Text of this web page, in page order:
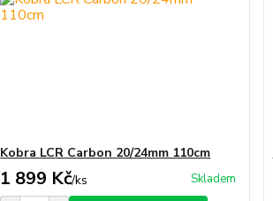
Kobra LCR Carbon 20/24mm 110cm
1 899 Kč/ks Skladem